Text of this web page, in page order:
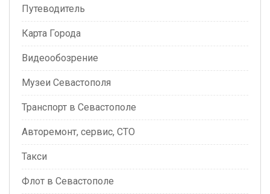
Путеводитель
Карта Города
Видеообозрение
Музеи Севастополя
Транспорт в Севастополе
Авторемонт, сервис, СТО
Такси
Флот в Севастополе